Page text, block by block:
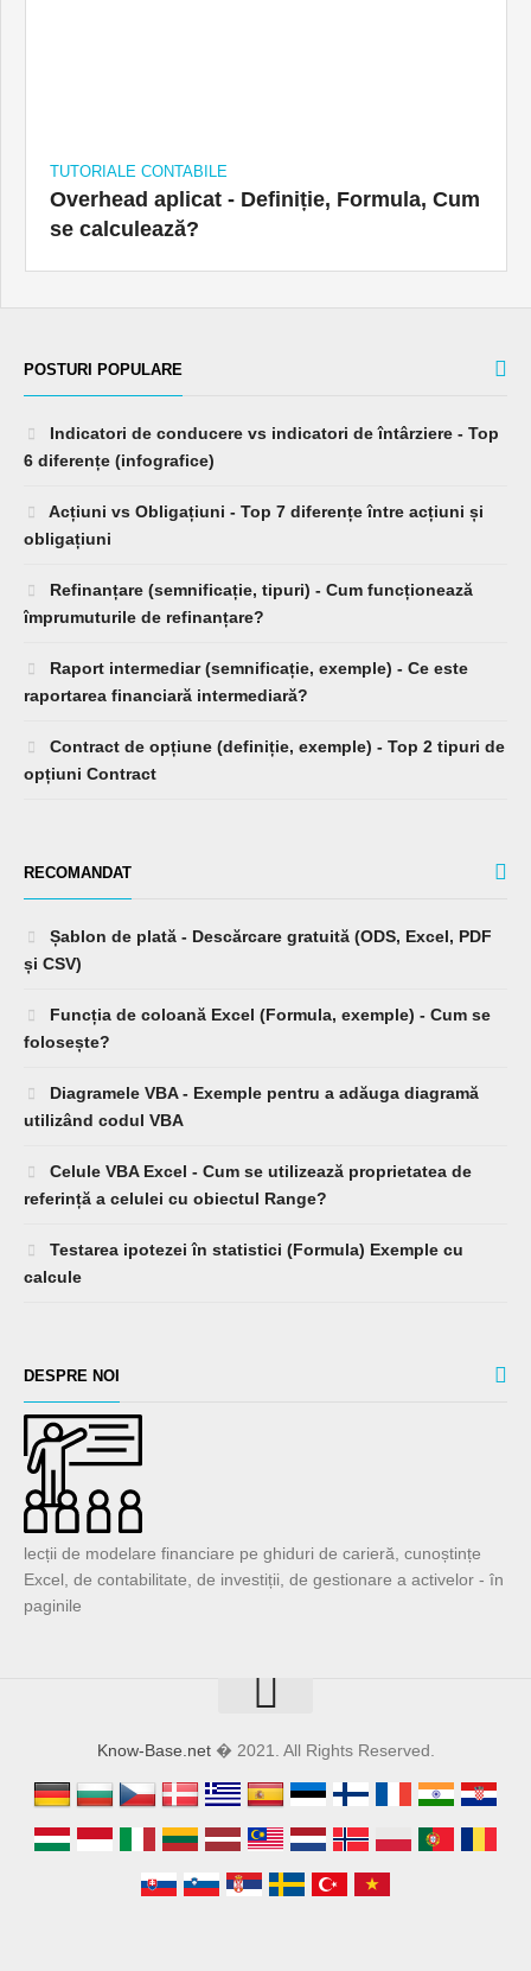
TUTORIALE CONTABILE
Overhead aplicat - Definiție, Formula, Cum
se calculează?
POSTURI POPULARE
Indicatori de conducere vs indicatori de întârziere - Top
6 diferențe (infografice)
Acțiuni vs Obligațiuni - Top 7 diferențe între acțiuni și
obligațiuni
Refinanțare (semnificație, tipuri) - Cum funcționează
împrumuturile de refinanțare?
Raport intermediar (semnificație, exemple) - Ce este
raportarea financiară intermediară?
Contract de opțiune (definiție, exemple) - Top 2 tipuri de
opțiuni Contract
RECOMANDAT
Șablon de plată - Descărcare gratuită (ODS, Excel, PDF
și CSV)
Funcția de coloană Excel (Formula, exemple) - Cum se
folosește?
Diagramele VBA - Exemple pentru a adăuga diagramă
utilizând codul VBA
Celule VBA Excel - Cum se utilizează proprietatea de
referință a celulei cu obiectul Range?
Testarea ipotezei în statistici (Formula) Exemple cu
calcule
DESPRE NOI
lecții de modelare financiare pe ghiduri de carieră, cunoștințe
Excel, de contabilitate, de investiții, de gestionare a activelor - în
paginile
Know-Base.net� 2021. All Rights Reserved.